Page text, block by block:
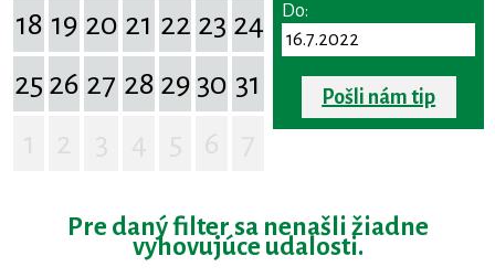
18 19 20 21 22 23 24
25 26 27 28 29 30 31
Do:
Pošli nám tip
Pre daný filter sa nenašli žiadne
vyhovujúce udalosti.